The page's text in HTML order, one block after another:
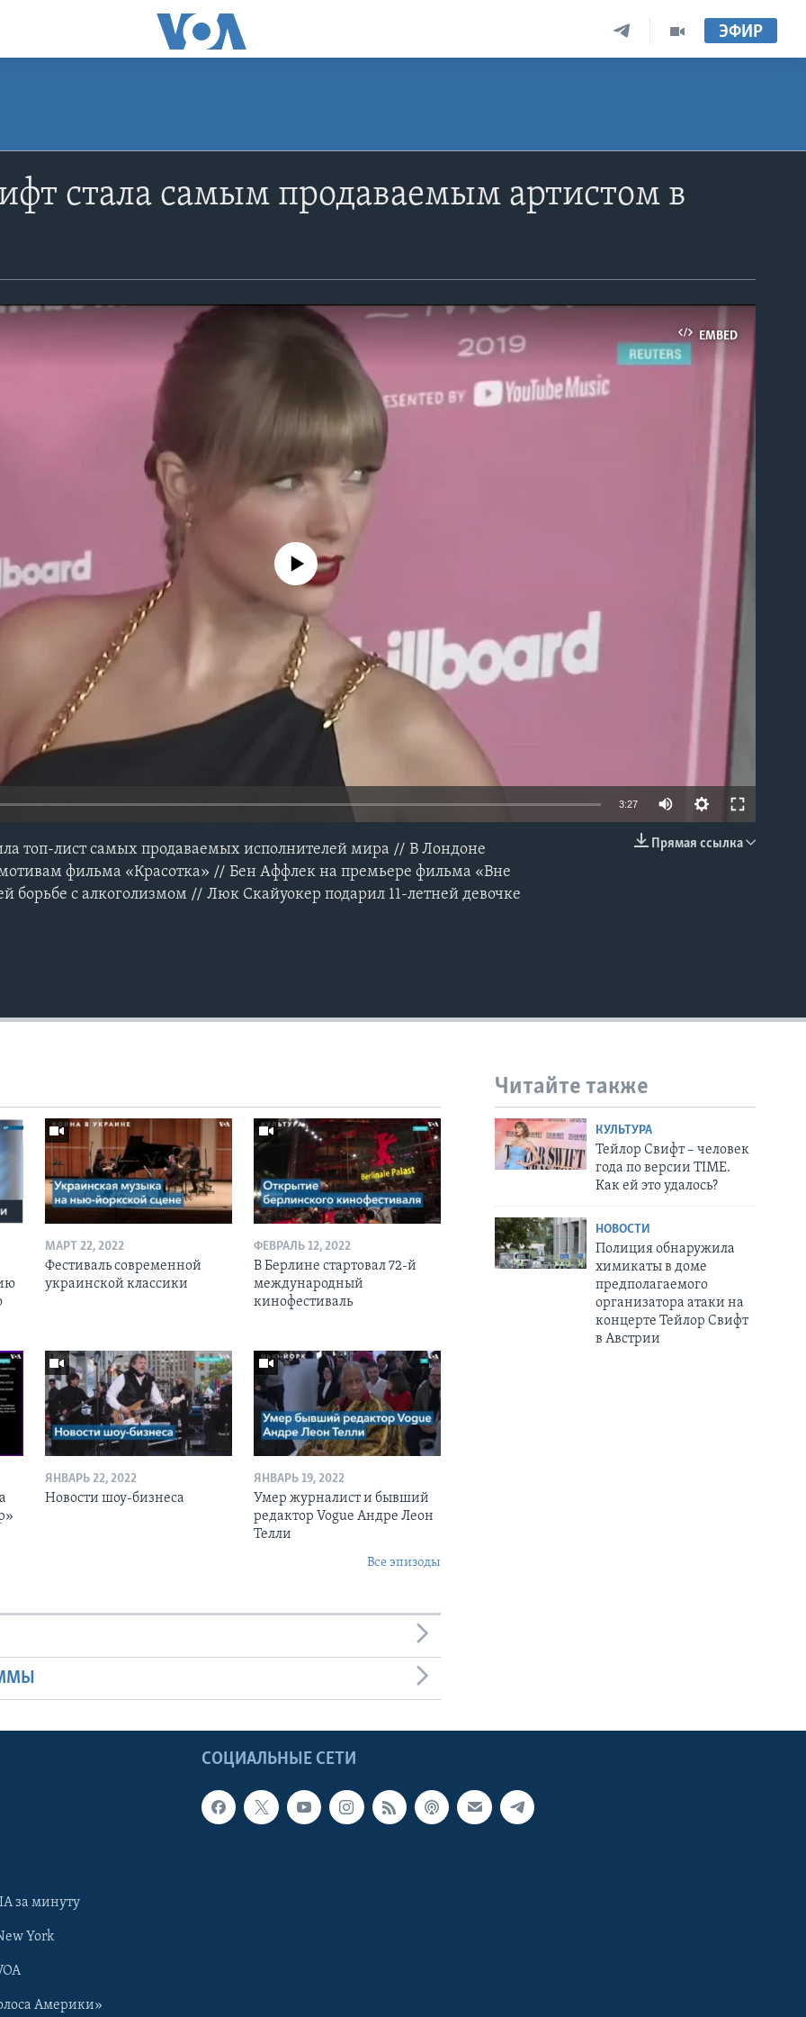
ЭФИР
стала самым продаваемым артистом в
EMBED
No media source currently available
3:27
Прямая ссылка
топ-лист самых продаваемых исполнителей мира // В Лондоне
фильма «Красотка» // Бен Аффлек на премьере фильма «Вне
борьбе с алкоголизмом // Люк Скайуокер подарил 11-летней девочке
Читайте также
КУЛЬТУРА
Тейлор Свифт – человек
года по версии TIME.
Как ей это удалось?
НОВОСТИ
Полиция обнаружила
химикаты в доме
предполагаемого
организатора атаки на
концерте Тейлор Свифт
в Австрии
МАРТ 22, 2022
Фестиваль современной
украинской классики
ФЕВРАЛЬ 12, 2022
В Берлине стартовал 72-й
международный
кинофестиваль
ЯНВАРЬ 22, 2022
Новости шоу-бизнеса
ЯНВАРЬ 19, 2022
Умер журналист и бывший
редактор Vogue Андре Леон
Телли
Все эпизоды
СОЦИАЛЬНЫЕ СЕТИ
за минуту
York
Америки»